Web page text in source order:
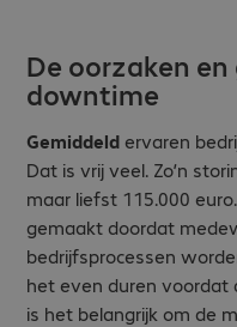
De oorzaken
downtime
Gemiddeld ervaren
Dat is vrij veel. Zo’n
maar liefst 115.000
gemaakt doordat
bedrijfsprocessen
het even duren voordat
is het belangrijk om de